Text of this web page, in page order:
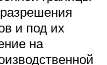
и под их
на